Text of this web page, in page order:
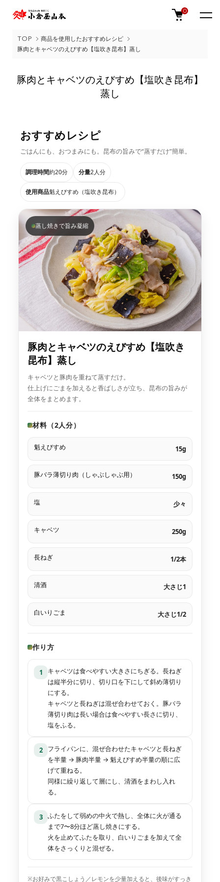
0
TOP
商品を使用したおすすめレシピ
豚肉とキャベツのえびすめ【塩吹き昆布】蒸し
豚肉とキャベツのえびすめ【塩吹き昆布】
蒸し
おすすめレシピ
ごはんにも、おつまみにも。昆布の旨みで“蒸すだけ”簡単。
調理時間約20分 分量2人分
使用商品魁えびすめ（塩吹き昆布）
蒸し焼きで旨み凝縮
豚肉とキャベツのえびすめ【塩吹き
昆布】蒸し
キャベツと豚肉を重ねて蒸すだけ。
仕上げにごまを加えると香ばしさが立ち、昆布の旨みが
全体をまとめます。
材料（2人分）
魁えびすめ 15g
豚バラ薄切り肉（しゃぶしゃぶ用） 150g
塩 少々
キャベツ 250g
長ねぎ 1/2本
清酒 大さじ1
白いりごま 大さじ1/2
作り方
1
キャベツは食べやすい大きさにちぎる。長ねぎ
は縦半分に切り、切り口を下にして斜め薄切り
にする。
キャベツと長ねぎは混ぜ合わせておく。豚バラ
薄切り肉は長い場合は食べやすい長さに切り、
塩をふる。
2
フライパンに、混ぜ合わせたキャベツと長ねぎ
を半量 → 豚肉半量 → 魁えびすめ半量の順に広
げて重ねる。
同様に繰り返して層にし、清酒をまわし入れ
る。
3 ふたをして弱めの中火で熱し、全体に火が通る
まで7〜8分ほど蒸し焼きにする。
火を止めてふたを取り、白いりごまを加えて全
体をさっくりと混ぜる。
※お好みで黒こしょう／レモンを少量加えると、後味がすっき